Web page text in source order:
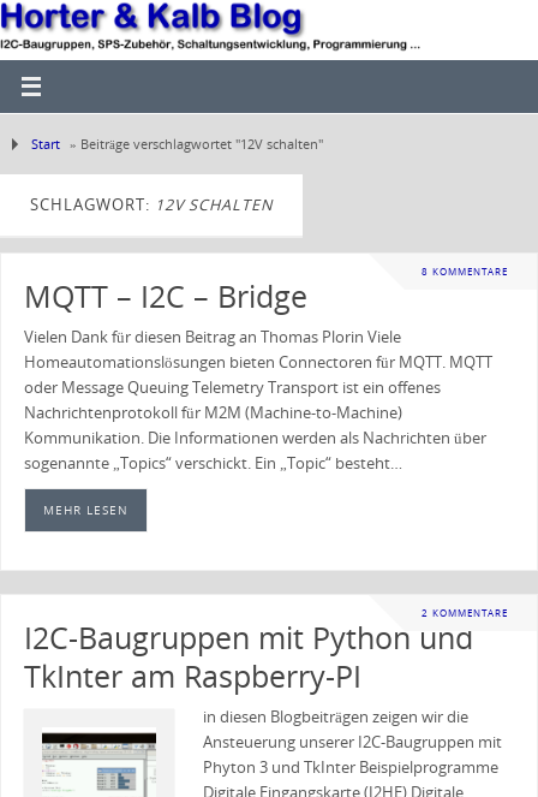
Start » Beiträge verschlagwortet "12V schalten"
SCHLAGWORT: 12V SCHALTEN
8 KOMMENTARE
MQTT – I2C – Bridge
Vielen Dank für diesen Beitrag an Thomas Plorin Viele
Homeautomationslösungen bieten Connectoren für MQTT. MQTT
oder Message Queuing Telemetry Transport ist ein offenes
Nachrichtenprotokoll für M2M (Machine-to-Machine)
Kommunikation. Die Informationen werden als Nachrichten über
sogenannte „Topics“ verschickt. Ein „Topic“ besteht…
MEHR LESEN
2 KOMMENTARE
I2C-Baugruppen mit Python und
TkInter am Raspberry-PI
in diesen Blogbeiträgen zeigen wir die
Ansteuerung unserer I2C-Baugruppen mit
Phyton 3 und TkInter Beispielprogramme
Digitale Eingangskarte (I2HE) Digitale